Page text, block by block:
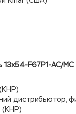
F67P1-AC/MC
дистрибьютор,
(КНР)